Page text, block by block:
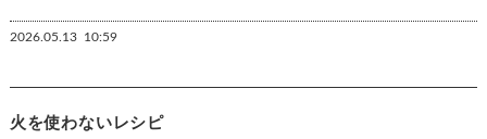
2026.05.13 10:59
火を使わないレシピ